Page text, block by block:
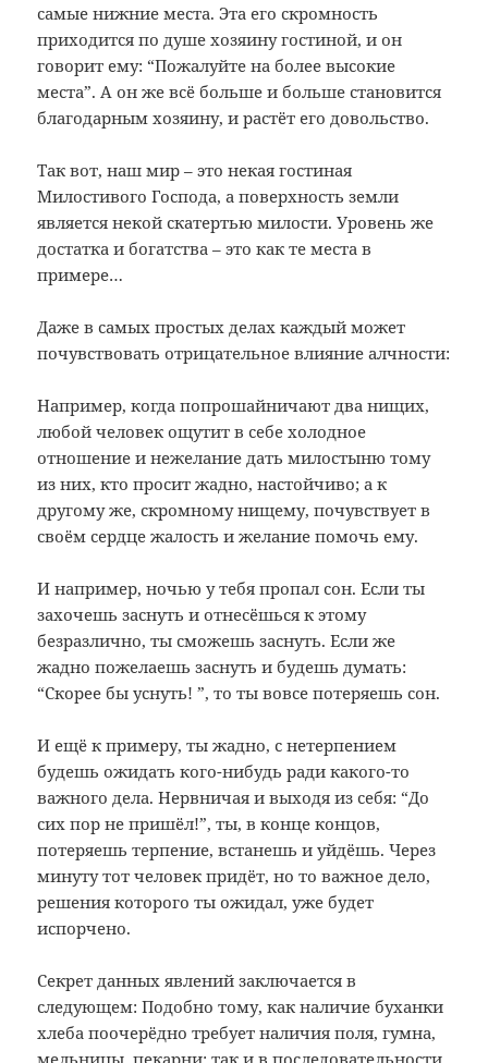
самые нижние места. Эта его скромность
приходится по душе хозяину гостиной, и он
говорит ему: “Пожалуйте на более высокие
места”. А он же всё больше и больше становится
благодарным хозяину, и растёт его довольство.
Так вот, наш мир – это некая гостиная
Милостивого Господа, а поверхность земли
является некой скатертью милости. Уровень же
достатка и богатства – это как те места в
примере…
Даже в самых простых делах каждый может
почувствовать отрицательное влияние алчности:
Например, когда попрошайничают два нищих,
любой человек ощутит в себе холодное
отношение и нежелание дать милостыню тому
из них, кто просит жадно, настойчиво; а к
другому же, скромному нищему, почувствует в
своём сердце жалость и желание помочь ему.
И например, ночью у тебя пропал сон. Если ты
захочешь заснуть и отнесёшься к этому
безразлично, ты сможешь заснуть. Если же
жадно пожелаешь заснуть и будешь думать:
“Скорее бы уснуть! ”, то ты вовсе потеряешь сон.
И ещё к примеру, ты жадно, с нетерпением
будешь ожидать кого-нибудь ради какого-то
важного дела. Нервничая и выходя из себя: “До
сих пор не пришёл!”, ты, в конце концов,
потеряешь терпение, встанешь и уйдёшь. Через
минуту тот человек придёт, но то важное дело,
решения которого ты ожидал, уже будет
испорчено.
Секрет данных явлений заключается в
следующем: Подобно тому, как наличие буханки
хлеба поочерёдно требует наличия поля, гумна,